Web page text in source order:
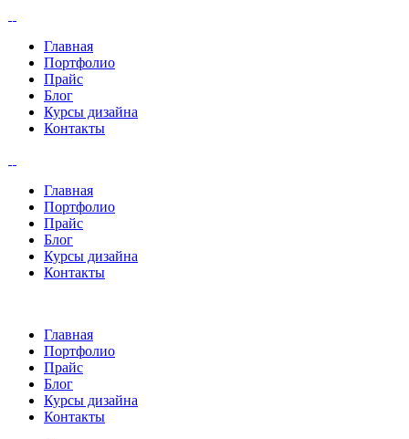
Главная
Портфолио
Прайс
Блог
Курсы дизайна
Контакты
Главная
Портфолио
Прайс
Блог
Курсы дизайна
Контакты
Главная
Портфолио
Прайс
Блог
Курсы дизайна
Контакты